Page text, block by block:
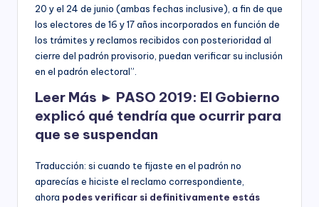
20 y el 24 de junio (ambas fechas inclusive), a fin de que
los electores de 16 y 17 años incorporados en función de
los trámites y reclamos recibidos con posterioridad al
cierre del padrón provisorio, puedan verificar su inclusión
en el padrón electoral”.
Leer Más ► PASO 2019: El Gobierno
explicó qué tendría que ocurrir para
que se suspendan
Traducción: si cuando te fijaste en el padrón no
aparecías e hiciste el reclamo correspondiente,
ahora podes verificar si definitivamente estás